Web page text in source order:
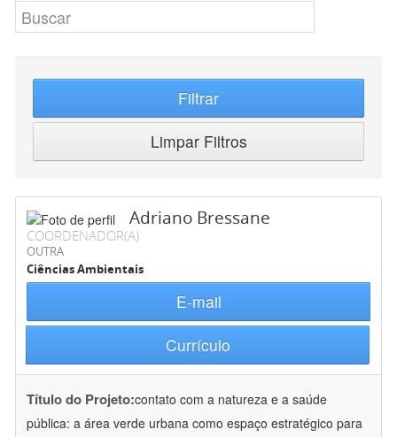
Filtrar
Limpar Filtros
Adriano Bressane
COORDENADOR(A)
OUTRA
Ciências Ambientais
E-mail
Currículo
Título do Projeto:contato com a natureza e a saúde
pública: a área verde urbana como espaço estratégico para